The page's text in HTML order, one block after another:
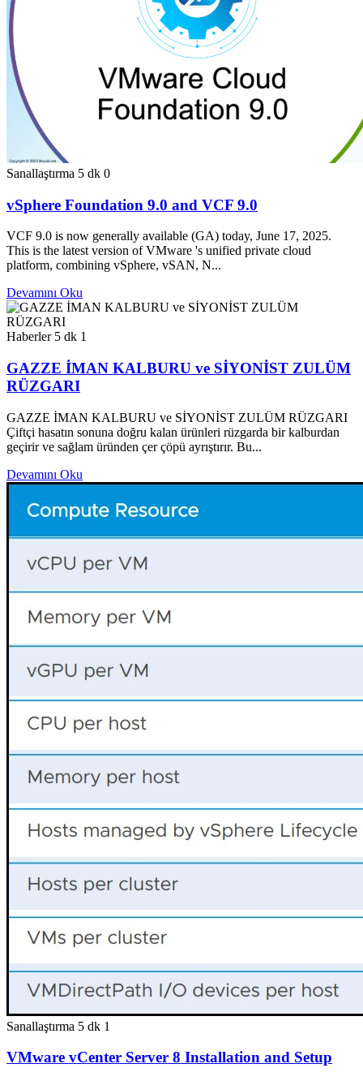
Sanallaştırma 5 dk 0
vSphere Foundation 9.0 and VCF 9.0
VCF 9.0 is now generally available (GA) today, June 17, 2025.
This is the latest version of VMware 's unified private cloud
platform, combining vSphere, vSAN, N...
Devamını Oku
Haberler 5 dk 1
GAZZE İMAN KALBURU ve SİYONİST ZULÜM
RÜZGARI
GAZZE İMAN KALBURU ve SİYONİST ZULÜM RÜZGARI
Çiftçi hasatın sonuna doğru kalan ürünleri rüzgarda bir kalburdan
geçirir ve sağlam üründen çer çöpü ayrıştırır. Bu...
Devamını Oku
Sanallaştırma 5 dk 1
VMware vCenter Server 8 Installation and Setup